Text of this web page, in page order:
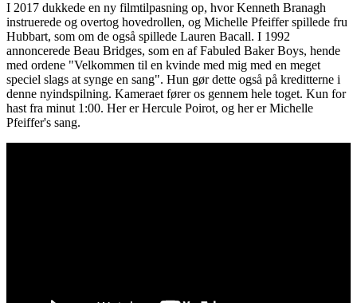
I 2017 dukkede en ny filmtilpasning op, hvor Kenneth Branagh
instruerede og overtog hovedrollen, og Michelle Pfeiffer spillede fru
Hubbart, som om de også spillede Lauren Bacall. I 1992
annoncerede Beau Bridges, som en af ​​Fabuled Baker Boys, hende
med ordene "Velkommen til en kvinde med mig med en meget
speciel slags at synge en sang". Hun gør dette også på kreditterne i
denne nyindspilning. Kameraet fører os gennem hele toget. Kun for
hast fra minut 1:00. Her er Hercule Poirot, og her er Michelle
Pfeiffer's sang.